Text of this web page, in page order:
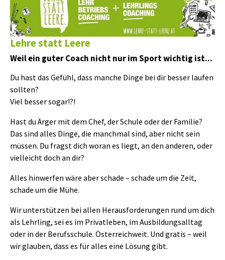
Lehre statt Leere
Weil ein guter Coach nicht nur im Sport wichtig ist...
Du hast das Gefühl, dass manche Dinge bei dir besser laufen
sollten?
Viel besser sogar!?!
Hast du Ärger mit dem Chef, der Schule oder der Familie?
Das sind alles Dinge, die manchmal sind, aber nicht sein
müssen. Du fragst dich woran es liegt, an den anderen, oder
vielleicht doch an dir?
Alles hinwerfen wäre aber schade – schade um die Zeit,
schade um die Mühe.
Wir unterstützen bei allen Herausforderungen rund um dich
als Lehrling, sei es im Privatleben, im Ausbildungsalltag
oder in der Berufsschule. Österreichweit. Und gratis – weil
wir glauben, dass es für alles eine Lösung gibt.